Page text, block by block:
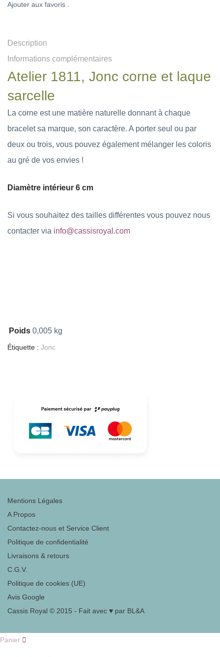
Ajouter aux favoris .
Description
Informations complémentaires
Atelier 1811, Jonc corne et laque
sarcelle
La corne est une matière naturelle donnant à chaque
bracelet sa marque, son caractère. A porter seul ou par
deux ou trois, vous pouvez également mélanger les coloris
au gré de vos envies !
Diamètre intérieur 6 cm
Si vous souhaitez des tailles différentes vous pouvez nous
contacter via info@cassisroyal.com
Poids 0,005 kg
Étiquette : Jonc
Mentions Légales
A Propos
Contactez-nous et Service Client
Politique de confidentialité
Livraisons & retours
C.G.V.
Politique de cookies (UE)
Avis Google
Cassis Royal © 2015 - Fait avec ♥ par BL&A
Panier